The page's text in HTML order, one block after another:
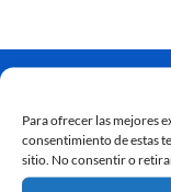
Para ofrecer las mejores
consentimiento de estas
sitio. No consentir o